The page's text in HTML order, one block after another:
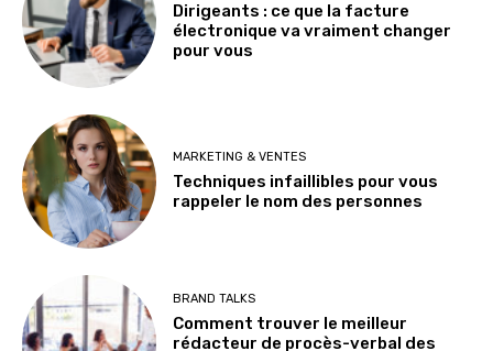
Dirigeants : ce que la facture
électronique va vraiment changer
pour vous
MARKETING & VENTES
Techniques infaillibles pour vous
rappeler le nom des personnes
BRAND TALKS
Comment trouver le meilleur
rédacteur de procès-verbal des